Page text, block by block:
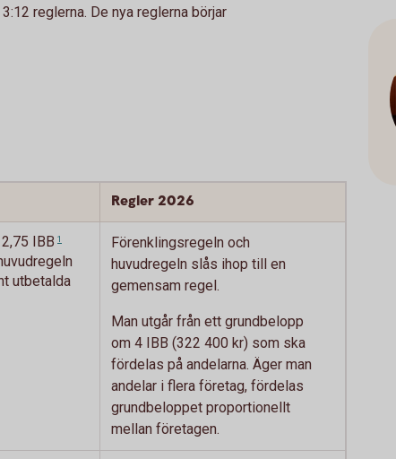
reglerna. De nya reglerna börjar
Regler 2026
IBB 1
utbetalda
Förenklingsregeln och
huvudregeln slås ihop till en
gemensam regel.
Man utgår från ett grundbelopp
om 4 IBB (322 400 kr) som ska
fördelas på andelarna. Äger man
andelar i flera företag, fördelas
grundbeloppet proportionellt
mellan företagen.